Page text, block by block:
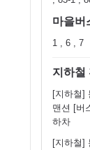
마을버
1 , 6 , 7
지하철
[지하철]
맨션 [버
하차
[지하철]